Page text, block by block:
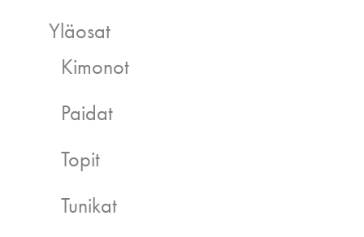
Yläosat
Kimonot
Paidat
Topit
Tunikat